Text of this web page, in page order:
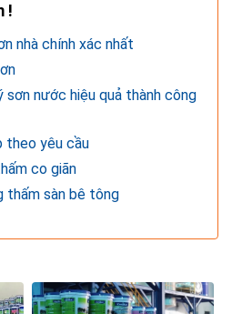
!
nhà chính xác nhất
sơn nước hiệu quả thành công
theo yêu cầu
co giãn
thấm sàn bê tông